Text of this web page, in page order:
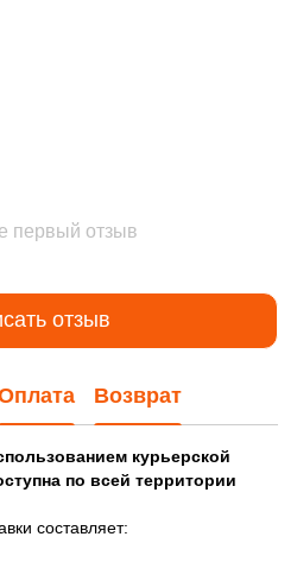
первый отзыв
отзыв
Возврат
курьерской
по всей территории
составляет: